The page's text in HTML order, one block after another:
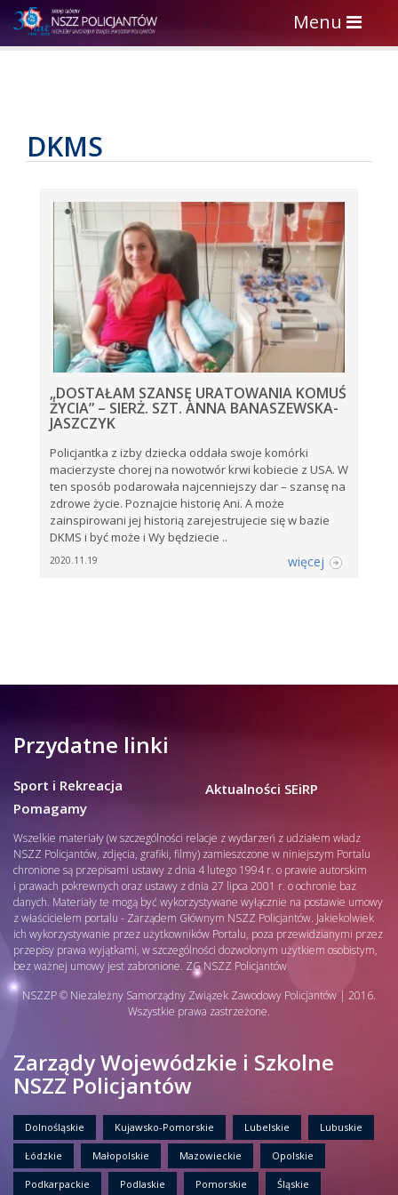
Toggle
navigation
Menu
DKMS
„DOSTAŁAM SZANSĘ URATOWANIA KOMUŚ
ŻYCIA” – SIERŻ. SZT. ANNA BANASZEWSKA-
JASZCZYK
Policjantka z izby dziecka oddała swoje komórki
macierzyste chorej na nowotwór krwi kobiecie z USA. W
ten sposób podarowała najcenniejszy dar – szansę na
zdrowe życie. Poznajcie historię Ani. A może
zainspirowani jej historią zarejestrujecie się w bazie
DKMS i być może i Wy będziecie ..
2020.11.19 więcej
Przydatne linki
Sport i Rekreacja
Pomagamy
Aktualności SEiRP
Wszelkie materiały (w szczególności relacje z wydarzeń z udziałem władz
NSZZ Policjantów, zdjęcia, grafiki, filmy) zamieszczone w niniejszym Portalu
chronione są przepisami ustawy z dnia 4 lutego 1994 r. o prawie autorskim
i prawach pokrewnych oraz ustawy z dnia 27 lipca 2001 r. o ochronie baz
danych. Materiały te mogą być wykorzystywane wyłącznie na postawie umowy
z właścicielem portalu - Zarządem Głównym NSZZ Policjantów. Jakiekolwiek
ich wykorzystywanie przez użytkowników Portalu, poza przewidzianymi przez
przepisy prawa wyjątkami, w szczególności dozwolonym użytkiem osobistym,
bez ważnej umowy jest zabronione. ZG NSZZ Policjantów
NSZZP © Niezależny Samorządny Związek Zawodowy Policjantów | 2016.
Wszystkie prawa zastrzeżone.
Zarządy Wojewódzkie i Szkolne
NSZZ Policjantów
Dolnośląskie Kujawsko-Pomorskie Lubelskie Lubuskie
Łódzkie Małopolskie Mazowieckie Opolskie
Podkarpackie Podlaskie Pomorskie Śląskie